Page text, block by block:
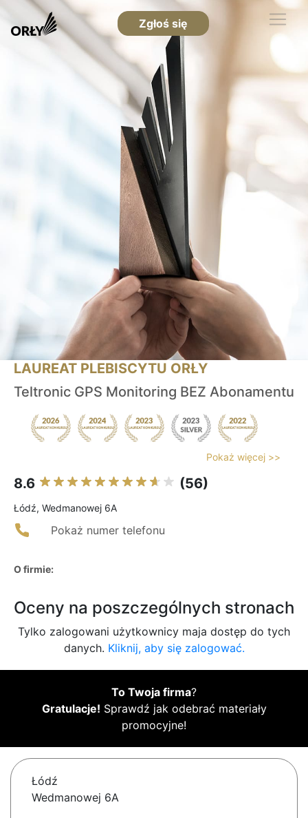
Zgłoś się
LAUREAT PLEBISCYTU ORŁY
Teltronic GPS Monitoring BEZ Abonamentu
Pokaż więcej >>
8.6 (56)
Łódź, Wedmanowej 6A
Pokaż numer telefonu
O firmie:
Oceny na poszczególnych stronach
Tylko zalogowani użytkownicy maja dostęp do tych
danych. Kliknij, aby się zalogować.
To Twoja firma?
Gratulacje! Sprawdź jak odebrać materiały
promocyjne!
Łódź
Wedmanowej 6A